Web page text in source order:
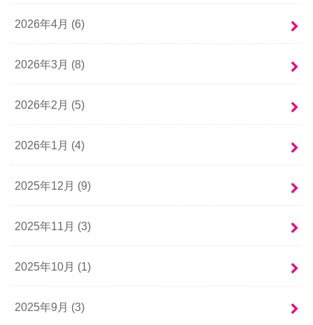
2026年4月 (6)
2026年3月 (8)
2026年2月 (5)
2026年1月 (4)
2025年12月 (9)
2025年11月 (3)
2025年10月 (1)
2025年9月 (3)